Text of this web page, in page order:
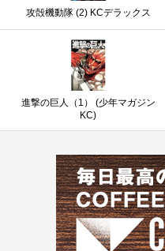
攻殻機動隊 (2) KCデラックス
進撃の巨人（1） (少年マガジン
KC)